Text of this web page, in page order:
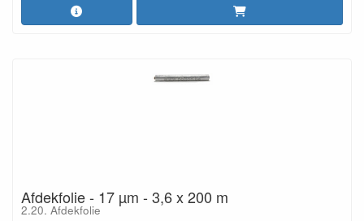
Afdekfolie - 17 µm - 3,6 x 200 m
2.20. Afdekfolie